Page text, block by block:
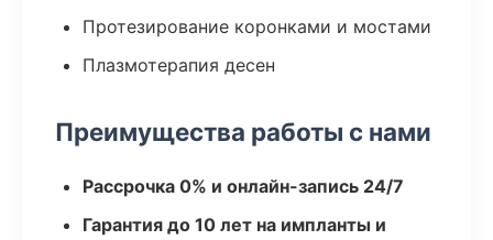
Протезирование коронками и мостами
Плазмотерапия десен
Преимущества работы с нами
Рассрочка 0% и онлайн-запись 24/7
Гарантия до 10 лет на импланты и